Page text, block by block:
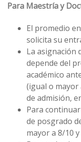
Para Maestría y
El promedio
solicita su
La asignación
depende del
académico
(igual o mayor
de admisión,
Para
de posgrado
mayor a 8/10